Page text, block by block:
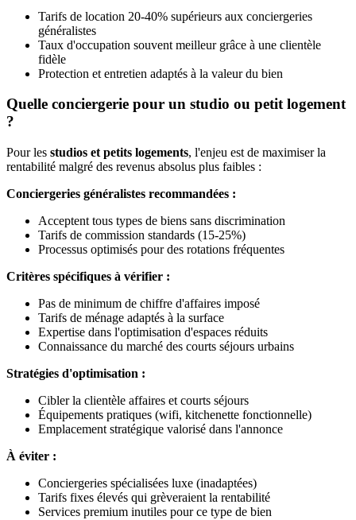
Tarifs de location 20-40% supérieurs aux conciergeries
généralistes
Taux d'occupation souvent meilleur grâce à une clientèle
fidèle
Protection et entretien adaptés à la valeur du bien
Quelle conciergerie pour un studio ou petit logement
?
Pour les studios et petits logements, l'enjeu est de maximiser la
rentabilité malgré des revenus absolus plus faibles :
Conciergeries généralistes recommandées :
Acceptent tous types de biens sans discrimination
Tarifs de commission standards (15-25%)
Processus optimisés pour des rotations fréquentes
Critères spécifiques à vérifier :
Pas de minimum de chiffre d'affaires imposé
Tarifs de ménage adaptés à la surface
Expertise dans l'optimisation d'espaces réduits
Connaissance du marché des courts séjours urbains
Stratégies d'optimisation :
Cibler la clientèle affaires et courts séjours
Équipements pratiques (wifi, kitchenette fonctionnelle)
Emplacement stratégique valorisé dans l'annonce
À éviter :
Conciergeries spécialisées luxe (inadaptées)
Tarifs fixes élevés qui grèveraient la rentabilité
Services premium inutiles pour ce type de bien